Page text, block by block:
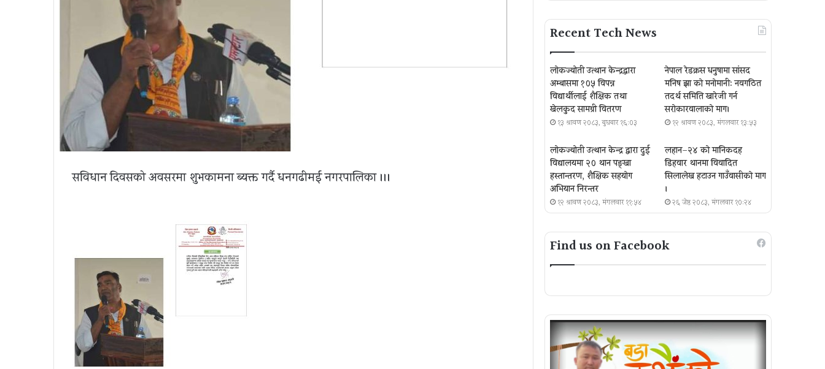
सविधान दिवसको अवसरमा शुभकामना ब्यक्त गर्दै धनगढीमई नगरपालिका ।।।
Recent Tech News
लोकज्योती उत्थान केन्द्रद्वारा
अम्बासमा १०५ विपन्न
विद्यार्थीलाई शैक्षिक तथा
खेलकुद सामग्री वितरण
१३ श्रावण २०८३, बुधबार १६:०३
नेपाल रेडक्रस धनुषामा सांसद
मनिष झा को मनोमानी: नवगठित
तदर्थ समिति खारेजी गर्न
सरोकारवालाको माग।
१२ श्रावण २०८३, मंगलवार १३:५३
लोकज्योती उत्थान केन्द्र द्वारा दुई
विद्यालयमा २० थान पङ्खा
हस्तान्तरण, शैक्षिक सहयोग
अभियान निरन्तर
१२ श्रावण २०८३, मंगलवार ११:५४
लहान–२४ को मानिकदह
डिहवार थानमा विवादित
सिलालेख हटाउन गाउँवासीको माग
।
२६ जेष्ठ २०८३, मंगलवार १०:२४
Find us on Facebook